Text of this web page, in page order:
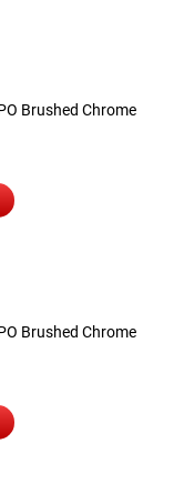
Brushed Chrome
Brushed Chrome